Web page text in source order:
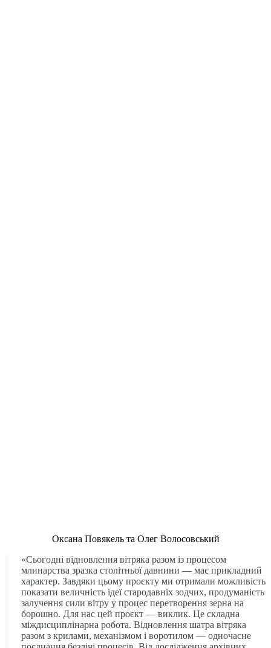
Оксана Повякель та Олег Волосовський
«Сьогодні відновлення вітряка разом із процесом
млинарства зразка столітньої давнини — має прикладний
характер. Завдяки цьому проєкту ми отримали можливість
показати величність ідеї стародавніх зодчих, продуманість
залучення сили вітру у процес перетворення зерна на
борошно. Для нас цей проєкт — виклик. Це складна
міждисциплінарна робота. Відновлення шатра вітряка
разом з крилами, механізмом і воротилом — одночасне